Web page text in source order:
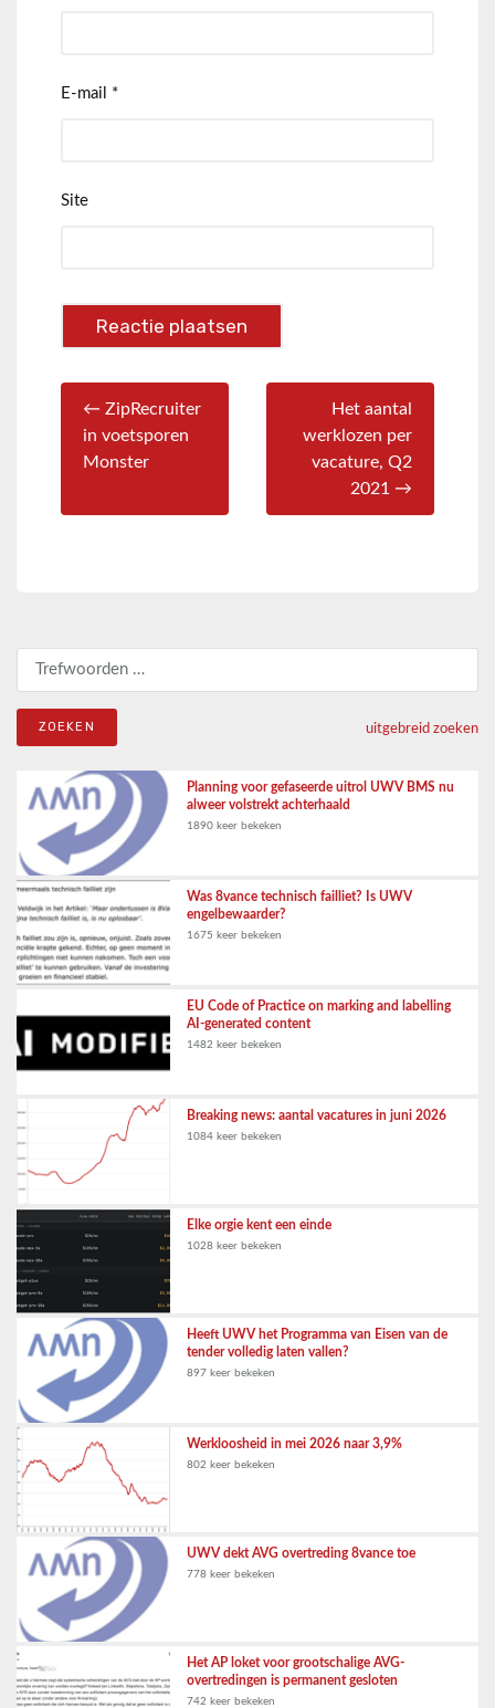
E-mail *
Site
← ZipRecruiter
in voetsporen
Monster
Het aantal
werklozen per
vacature, Q2
2021 →
uitgebreid zoeken
Planning voor gefaseerde uitrol UWV BMS nu
alweer volstrekt achterhaald
1890 keer bekeken
Was 8vance technisch failliet? Is UWV
engelbewaarder?
1675 keer bekeken
EU Code of Practice on marking and labelling
AI-generated content
1482 keer bekeken
Breaking news: aantal vacatures in juni 2026
1084 keer bekeken
Elke orgie kent een einde
1028 keer bekeken
Heeft UWV het Programma van Eisen van de
tender volledig laten vallen?
897 keer bekeken
Werkloosheid in mei 2026 naar 3,9%
802 keer bekeken
UWV dekt AVG overtreding 8vance toe
778 keer bekeken
Het AP loket voor grootschalige AVG-
overtredingen is permanent gesloten
742 keer bekeken